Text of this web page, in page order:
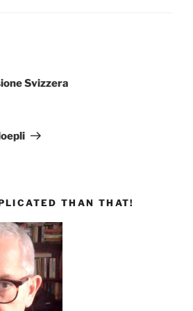
Svizzera
THAN THAT!